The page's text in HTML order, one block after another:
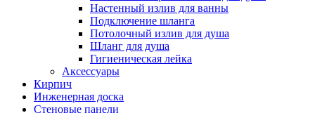
Настенный излив для ванны
Подключение шланга
Потолочный излив для душа
Шланг для душа
Гигиеническая лейка
Аксессуары
Кирпич
Инженерная доска
Стеновые панели